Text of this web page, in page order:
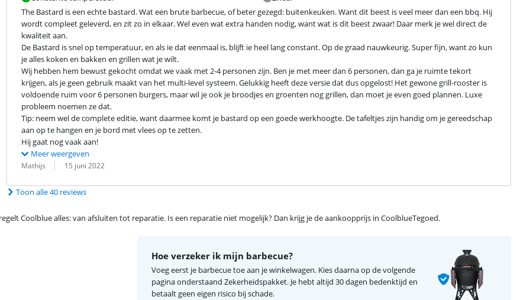
The Bastard is een echte bastard. Wat een brute barbecue, of beter gezegd: buitenkeuken. Want dit beest is veel meer dan een bbq. Hij
wordt compleet geleverd, en zit zo in elkaar. Wel even wat extra handen nodig, want wat is dit beest zwaar! Daar merk je wel direct de
kwaliteit aan.
De Bastard is snel op temperatuur, en als ie dat eenmaal is, blijft ie heel lang constant. Op de graad nauwkeurig. Super fijn, want zo kun
je alles koken en bakken en grillen wat je wilt.
Wij hebben hem bewust gekocht omdat we vaak met 2-4 personen zijn. Ben je met meer dan 6 personen, dan ga je ruimte tekort
krijgen, als je geen gebruik maakt van het multi-level systeem. Gelukkig heeft deze versie dat dus opgelost! Het gewone grill-rooster is
voldoende ruim voor 6 personen burgers, maar wil je ook je broodjes en groenten nog grillen, dan moet je even goed plannen. Luxe
probleem noemen ze dat.
Tip: neem wel de complete editie, want daarmee komt je bastard op een goede werkhoogte. De tafeltjes zijn handig om je gereedschap
aan op te hangen en je bord met vlees op te zetten.
Hij gaat nog vaak aan!
Meer weergeven
Beoordeling door:
Mathijs
Datum: 15 juni 2022
Toon alle 40 reviews
Coolblue alles: van afsluiten tot reparatie. Is een reparatie niet mogelijk? Dan krijg je de aankoopprijs in CoolblueTegoed.
Hoe verzeker ik mijn barbecue?
Voeg eerst je barbecue toe aan je winkelwagen. Kies daarna op de volgende
pagina onderstaand Zekerheidspakket. Je hebt altijd 30 dagen bedenktijd en
betaalt geen eigen risico bij schade.